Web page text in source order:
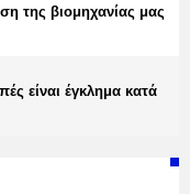
της βιομηχανίας μας
είναι έγκλημα κατά